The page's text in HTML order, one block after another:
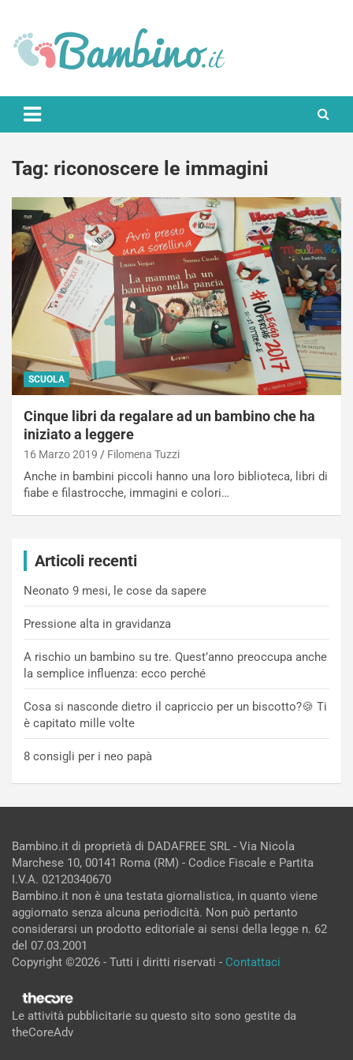
content
Bambino.it
Tag: riconoscere le immagini
SCUOLA
Cinque libri da regalare ad un bambino che ha
iniziato a leggere
16 Marzo 2019 Filomena Tuzzi
Anche in bambini piccoli hanno una loro biblioteca, libri di
fiabe e filastrocche, immagini e colori…
Articoli recenti
Neonato 9 mesi, le cose da sapere
Pressione alta in gravidanza
A rischio un bambino su tre. Quest’anno preoccupa anche
la semplice influenza: ecco perché
Cosa si nasconde dietro il capriccio per un biscotto?🍪 Ti
è capitato mille volte
8 consigli per i neo papà
Bambino.it di proprietà di DADAFREE SRL - Via Nicola
Marchese 10, 00141 Roma (RM) - Codice Fiscale e Partita
I.V.A. 02120340670
Bambino.it non è una testata giornalistica, in quanto viene
aggiornato senza alcuna periodicità. Non può pertanto
considerarsi un prodotto editoriale ai sensi della legge n. 62
del 07.03.2001
Copyright ©2026 - Tutti i diritti riservati - Contattaci
Le attività pubblicitarie su questo sito sono gestite da
theCoreAdv